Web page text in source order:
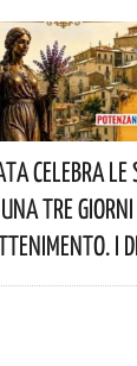
Celebra Le
Tre
I